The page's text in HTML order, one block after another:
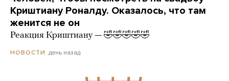
Криштиану Роналду. Оказалось, что там
женится не он
Реакция Криштиану — 🤣🤣🤣🤣🤣
НОВОСТИ день назад